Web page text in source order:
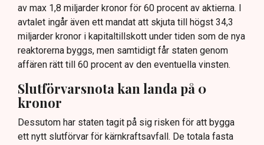
av max 1,8 miljarder kronor för 60 procent av aktierna. I
avtalet ingår även ett mandat att skjuta till högst 34,3
miljarder kronor i kapitaltillskott under tiden som de nya
reaktorerna byggs, men samtidigt får staten genom
affären rätt till 60 procent av den eventuella vinsten.
Slutförvarsnota kan landa på 0
kronor
Dessutom har staten tagit på sig risken för att bygga
ett nytt slutförvar för kärnkraftsavfall. De totala fasta